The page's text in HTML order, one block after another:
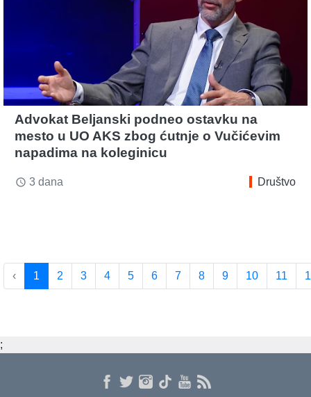
Advokat Beljanski podneo ostavku na
mesto u UO AKS zbog ćutnje o Vučićevim
napadima na koleginicu
access_time 3 dana Društvo
‹ 1 2 3 4 5 6 7 8 9 10 11
;